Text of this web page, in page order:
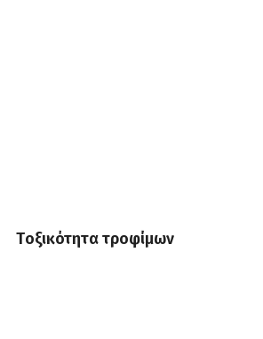
Tοξικότητα τροφίμων